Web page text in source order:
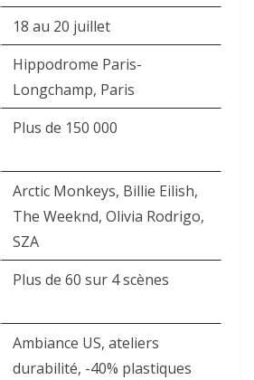
18 au 20 juillet
Hippodrome Paris-
Longchamp, Paris
Plus de 150 000
Arctic Monkeys, Billie Eilish,
The Weeknd, Olivia Rodrigo,
SZA
Plus de 60 sur 4 scènes
Ambiance US, ateliers
durabilité, -40% plastiques